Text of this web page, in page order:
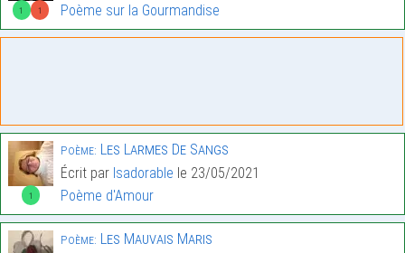
1 1
Poème sur la Gourmandise
1
Poème: Les Larmes De Sangs
Écrit par Isadorable le 23/05/2021
Poème d'Amour
Poème: Les Mauvais Maris